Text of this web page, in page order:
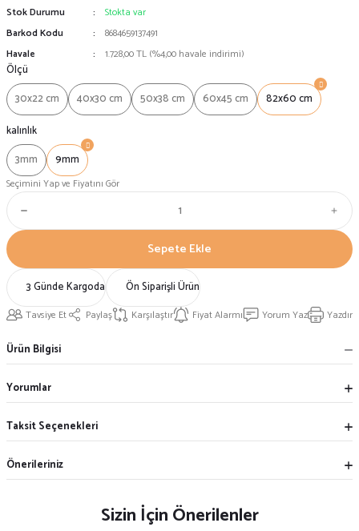
Stok Durumu
Stokta var
Barkod Kodu
8684659137491
Havale
1.728,00 TL (%4,00 havale indirimi)
Ölçü
30x22 cm
40x30 cm 50x38 cm 60x45 cm
82x60 cm
kalınlık
3mm
9mm
Seçimini Yap ve Fiyatını Gör
Sepete Ekle
3 Günde Kargoda Ön Siparişli Ürün
Tavsiye Et Paylaş Karşılaştır Fiyat Alarmı Yorum Yaz Yazdır
Ürün Bilgisi
Yorumlar
Taksit Seçenekleri
Önerileriniz
Sizin İçin Önerilenler